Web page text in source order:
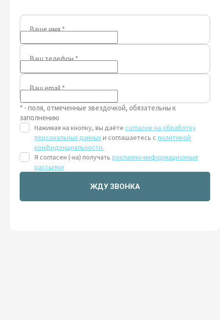
Ваше имя*
Ваш телефон*
Ваш email*
* - поля, отмеченные звездочкой, обязательны к
заполнению
Нажимая на кнопку, вы даёте согласие на обработку
персональных данныхи соглашаетесь с политикой
конфиденциальности.
Я согласен (-на) получать рекламно-информационные
рассылки
ЖДУ ЗВОНКА